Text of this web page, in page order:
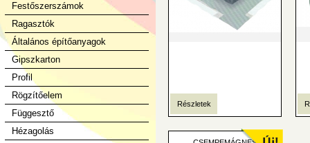
Festőszerszámok
Ragasztók
Általános építőanyagok
Gipszkarton
Profil
Rögzítőelem
Függesztő
Hézagolás
Részletek